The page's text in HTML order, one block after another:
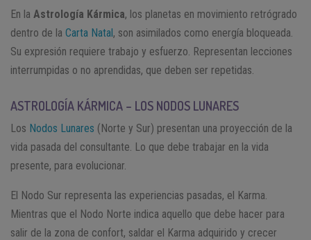
En la Astrología Kármica, los planetas en movimiento retrógrado
dentro de la Carta Natal, son asimilados como energía bloqueada.
Su expresión requiere trabajo y esfuerzo. Representan lecciones
interrumpidas o no aprendidas, que deben ser repetidas.
ASTROLOGÍA KÁRMICA – LOS NODOS LUNARES
Los Nodos Lunares (Norte y Sur) presentan una proyección de la
vida pasada del consultante. Lo que debe trabajar en la vida
presente, para evolucionar.
El Nodo Sur representa las experiencias pasadas, el Karma.
Mientras que el Nodo Norte indica aquello que debe hacer para
salir de la zona de confort, saldar el Karma adquirido y crecer